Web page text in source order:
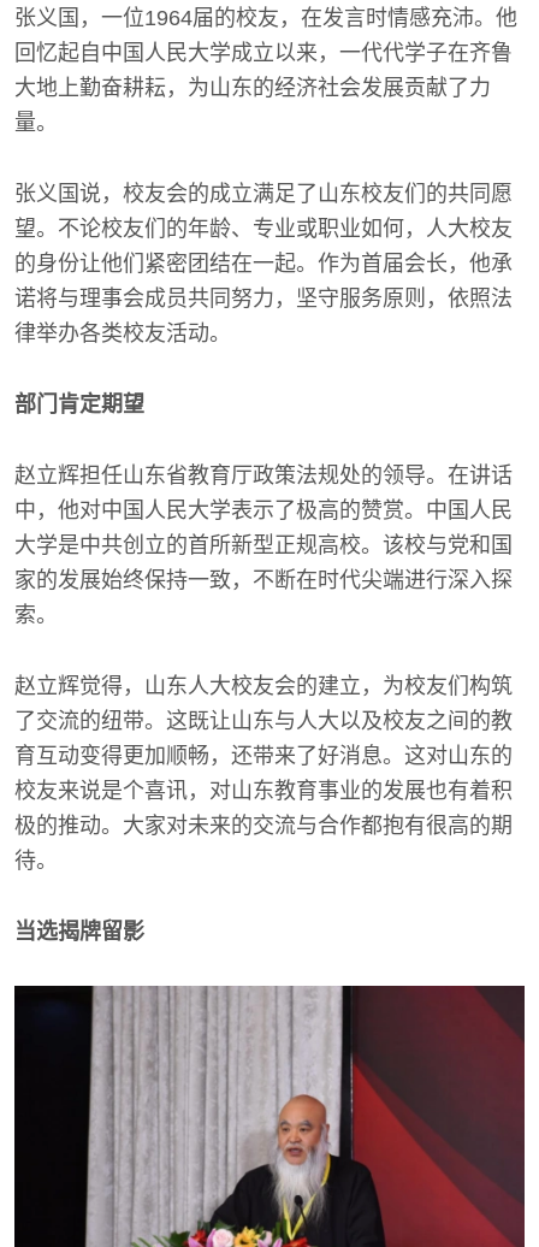
张义国，一位1964届的校友，在发言时情感充沛。他
回忆起自中国人民大学成立以来，一代代学子在齐鲁
大地上勤奋耕耘，为山东的经济社会发展贡献了力
量。
张义国说，校友会的成立满足了山东校友们的共同愿
望。不论校友们的年龄、专业或职业如何，人大校友
的身份让他们紧密团结在一起。作为首届会长，他承
诺将与理事会成员共同努力，坚守服务原则，依照法
律举办各类校友活动。
部门肯定期望
赵立辉担任山东省教育厅政策法规处的领导。在讲话
中，他对中国人民大学表示了极高的赞赏。中国人民
大学是中共创立的首所新型正规高校。该校与党和国
家的发展始终保持一致，不断在时代尖端进行深入探
索。
赵立辉觉得，山东人大校友会的建立，为校友们构筑
了交流的纽带。这既让山东与人大以及校友之间的教
育互动变得更加顺畅，还带来了好消息。这对山东的
校友来说是个喜讯，对山东教育事业的发展也有着积
极的推动。大家对未来的交流与合作都抱有很高的期
待。
当选揭牌留影